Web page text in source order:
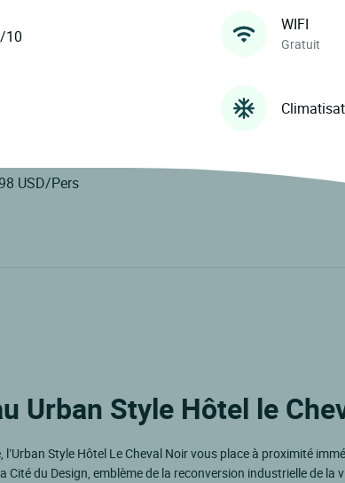
10
WIFI
Gratuit
USD/Pers
Urban Style Hôtel le
l’Urban Style Hôtel Le Cheval Noir vous place à proximité
Cité du Design, emblème de la reconversion industrielle de la